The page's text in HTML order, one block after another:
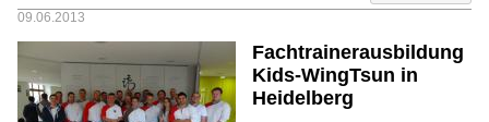
09.06.2013
Fachtrainerausbildung
Kids-WingTsun in
Heidelberg